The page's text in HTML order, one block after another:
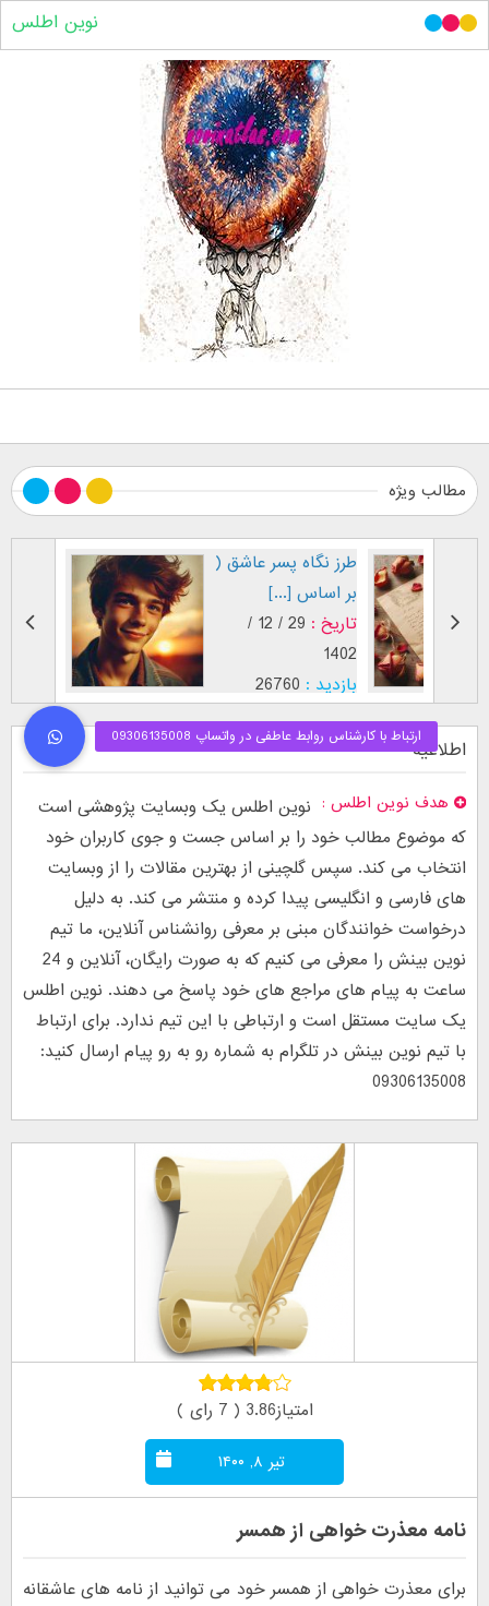
نوین اطلس
مطالب ویژه
تاریخ :
موضوع
طرز نگاه پسر عاشق (
بر اساس [...]
تاریخ :
29 / 12 /
1402
بازدید : 26760
موضوع :جذب عشق
اطلاعیه
هدف نوین اطلس
نوین اطلس یک وبسایت پژوهشی است
که موضوع مطالب خود را بر اساس جست و جوی کاربران خود
انتخاب می کند. سپس گلچینی از بهترین مقالات را از وبسایت
های فارسی و انگلیسی پیدا کرده و منتشر می کند. به دلیل
درخواست خوانندگان مبنی بر معرفی روانشناس آنلاین، ما تیم
نوین بینش را معرفی می کنیم که به صورت رایگان، آنلاین و 24
ساعت به پیام های مراجع های خود پاسخ می دهند. نوین اطلس
یک سایت مستقل است و ارتباطی با این تیم ندارد. برای ارتباط
با تیم نوین بینش در تلگرام به شماره رو به رو پیام ارسال کنید:
09306135008
امتیاز3.86 ( 7 رای )
تیر ۸, ۱۴۰۰
نامه معذرت خواهی از همسر
برای معذرت خواهی از همسر خود می توانید از نامه های عاشقانه